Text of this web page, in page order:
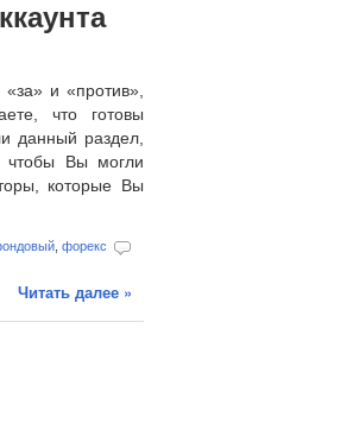
и «против»,
что готовы
данный раздел,
чтобы Вы могли
которые Вы
форекс
Читать далее »